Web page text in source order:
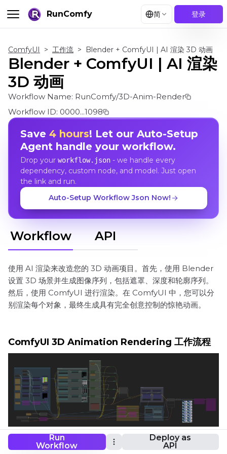
RunComfy 简 登录
Run
Workflow
Deploy as
API
ComfyUI > 工作流 > Blender + ComfyUI | AI 渲染 3D 动画
Blender + ComfyUI | AI 渲染
3D 动画
Workflow Name: RunComfy/3D-Anim-Render
Workflow ID: 0000...1098
Save 4 hours! Let our Auto-Setup
Agent handle your workflow.
Drop your workflow.json- we handle every
dependency, custom node, and model. Just open
the link and run.
Auto-Setup Workflow Json Now!
Workflow API
使用 AI 渲染来改造您的 3D 动画项目。首先，使用 Blender
设置 3D 场景并生成图像序列，包括遮罩、深度和轮廓序列。
然后，使用 ComfyUI 进行渲染。在 ComfyUI 中，您可以分
别渲染每个对象，最终生成具有完全创意控制的惊艳动画。
ComfyUI 3D Animation Rendering 工作流程
想要运行这个工作流吗？